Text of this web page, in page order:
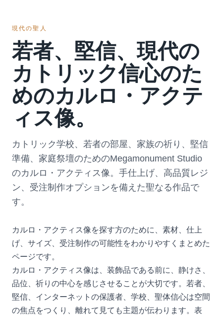
現代の聖人
若者、堅信、現代の
カトリック信心のた
めのカルロ・アクテ
ィス像。
カトリック学校、若者の部屋、家族の祈り、堅信
準備、家庭祭壇のためのMegamonument Studio
のカルロ・アクティス像。手仕上げ、高品質レジ
ン、受注制作オプションを備えた聖なる作品で
す。
カルロ・アクティス像を探す方のために、素材、仕上
げ、サイズ、受注制作の可能性をわかりやすくまとめた
ページです。
カルロ・アクティス像は、装飾品である前に、静けさ、
品位、祈りの中心を感じさせることが大切です。若者、
堅信、インターネットの保護者、学校、聖体信心は空間
の焦点をつくり、離れて見ても主題が伝わります。表